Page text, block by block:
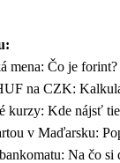
mena: Čo je forint?
na CZK:
kurzy: Kde nájsť
v Maďarsku:
Na čo si